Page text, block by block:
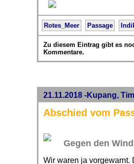
Rotes_Meer Passage
Zu diesem Eintrag gibt es
Kommentare.
21.11.2018 -Kupang,
Abschied vom
Gegen den
Wir waren ja vorgewarnt.